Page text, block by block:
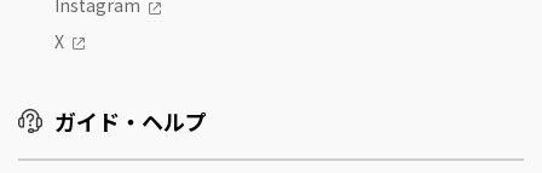
Instagram
X
ガイド・ヘルプ